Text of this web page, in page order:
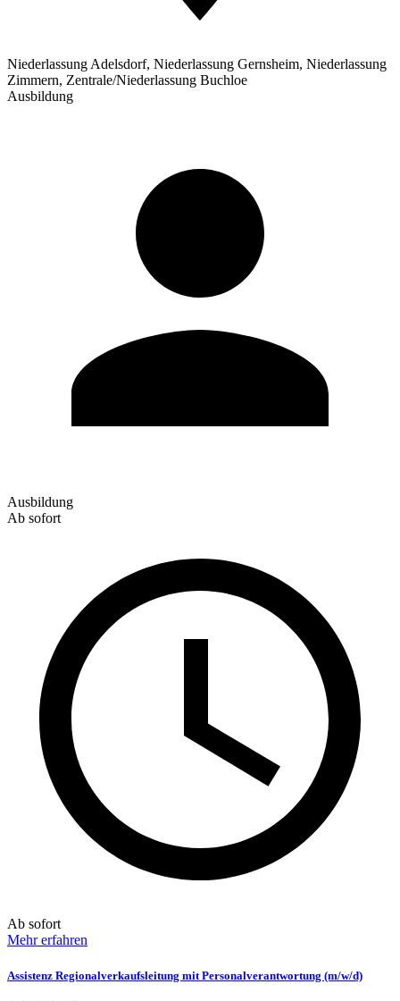
Niederlassung Adelsdorf, Niederlassung Gernsheim, Niederlassung
Zimmern, Zentrale/Niederlassung Buchloe
Ausbildung
Ausbildung
Ab sofort
Ab sofort
Mehr erfahren
Assistenz Regionalverkaufsleitung mit Personalverantwortung (m/w/d)